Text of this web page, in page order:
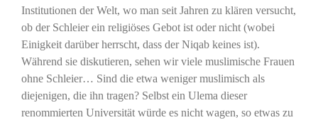
Institutionen der Welt, wo man seit Jahren zu klären versucht,
ob der Schleier ein religiöses Gebot ist oder nicht (wobei
Einigkeit darüber herrscht, dass der Niqab keines ist).
Während sie diskutieren, sehen wir viele muslimische Frauen
ohne Schleier… Sind die etwa weniger muslimisch als
diejenigen, die ihn tragen? Selbst ein Ulema dieser
renommierten Universität würde es nicht wagen, so etwas zu